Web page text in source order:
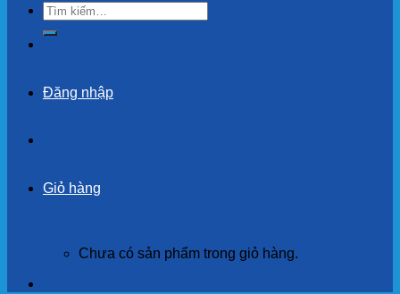
Tìm
kiếm:
Đăng nhập
Giỏ hàng
Chưa có sản phẩm trong giỏ hàng.